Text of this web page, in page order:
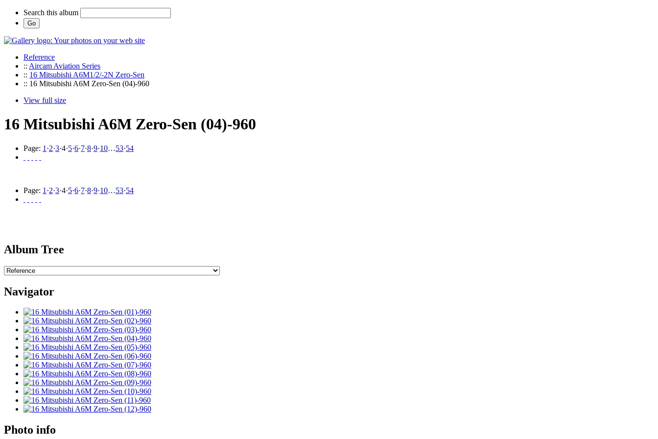
Search this album
Reference
:: Aircam Aviation Series
:: 16 Mitsubishi A6M1/2/-2N Zero-Sen
:: 16 Mitsubishi A6M Zero-Sen (04)-960
View full size
16 Mitsubishi A6M Zero-Sen (04)-960
Page: 1 ·2·3·4·5·6·7·8·9·10…53·54
Page: 1 ·2·3·4·5·6·7·8·9·10…53·54
Album Tree
Navigator
Photo info